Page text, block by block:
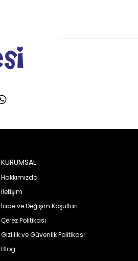
KURUMSAL
Hakkımızda
İletişim
İade ve Değişim Koşulları
Çerez Politikası
Gizlilik ve Güvenlik Politikası
Blog